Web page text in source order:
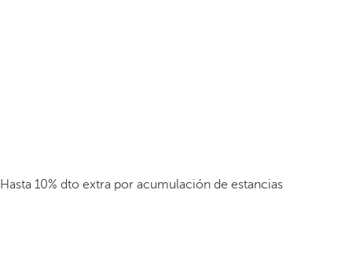
Hasta 10% dto extra por acumulación de estancias